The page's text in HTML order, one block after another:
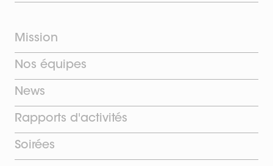
Mission
Nos équipes
News
Rapports d'activités
Soirées